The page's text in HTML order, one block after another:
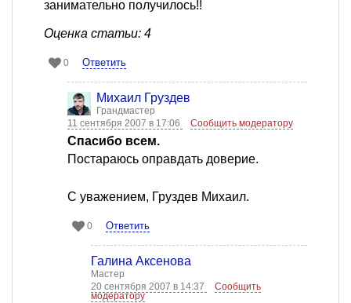
занимательно получилось!!
Оценка статьи: 4
0 Ответить
Михаил Груздев
Грандмастер
11 сентября 2007 в 17:06
Сообщить модератору
Спасибо всем.
Постараюсь оправдать доверие.
С уважением, Груздев Михаил.
0 Ответить
Галина Аксенова
Мастер
20 сентября 2007 в 14:37
Сообщить
модератору